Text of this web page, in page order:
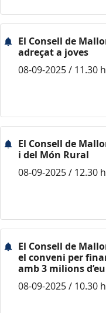
El Consell de
adreçat a joves
08-09-2025 / 11.30 h
El Consell de
i del Món Rural
08-09-2025 / 12.30 h
El Consell de
el conveni per
amb 3 milions
08-09-2025 / 10.30 h